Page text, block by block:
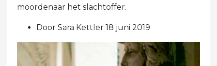
moordenaar het slachtoffer.
Door Sara Kettler 18 juni 2019